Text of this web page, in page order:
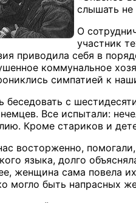
слышать не
О
участник
приводила себя в
коммунальное
симпатией к
с
Все испытали:
Кроме стариков и
восторженно,
языка, долго
женщина сама повела
могло быть напрасных